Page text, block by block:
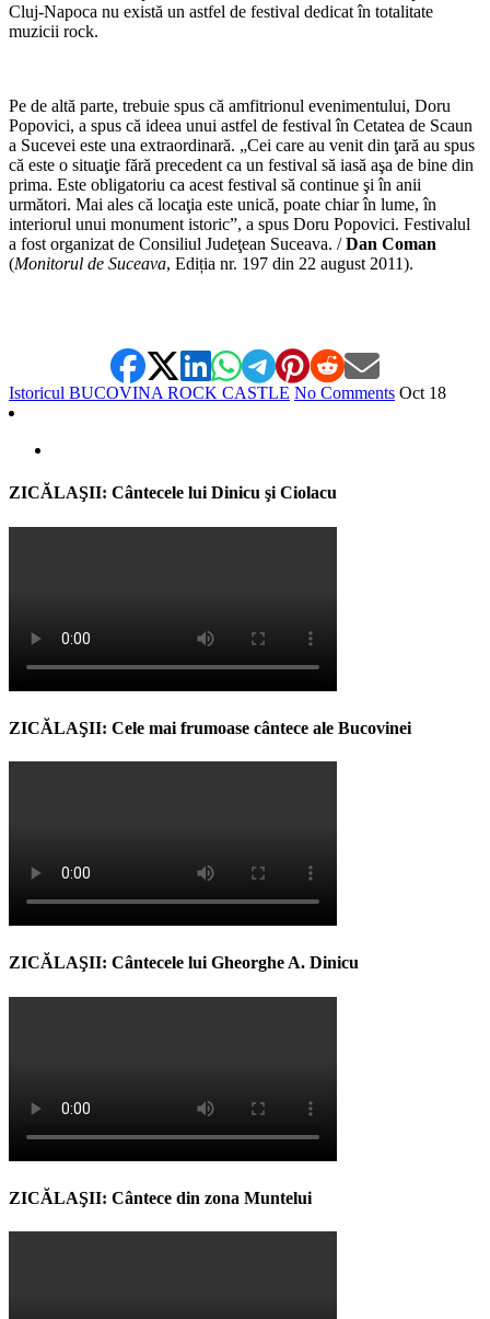
Cluj-Napoca nu există un astfel de festival dedicat în totalitate
muzicii rock.
Pe de altă parte, trebuie spus că amfitrionul evenimentului, Doru
Popovici, a spus că ideea unui astfel de festival în Cetatea de Scaun
a Sucevei este una extraordinară. „Cei care au venit din ţară au spus
că este o situaţie fără precedent ca un festival să iasă aşa de bine din
prima. Este obligatoriu ca acest festival să continue şi în anii
următori. Mai ales că locaţia este unică, poate chiar în lume, în
interiorul unui monument istoric”, a spus Doru Popovici. Festivalul
a fost organizat de Consiliul Judeţean Suceava. /Dan Coman
(Monitorul de Suceava, Ediția nr. 197 din 22 august 2011).
Istoricul BUCOVINA ROCK CASTLE No Comments Oct 18
ZICĂLAŞII: Cântecele lui Dinicu şi Ciolacu
ZICĂLAŞII: Cele mai frumoase cântece ale Bucovinei
ZICĂLAŞII: Cântecele lui Gheorghe A. Dinicu
ZICĂLAŞII: Cântece din zona Muntelui